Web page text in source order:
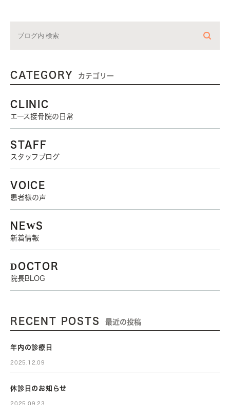
CATEGORY カテゴリー
CLINIC
エース接骨院の日常
STAFF
スタッフブログ
VOICE
患者様の声
NEWS
新着情報
DOCTOR
院長BLOG
RECENT POSTS 最近の投稿
年内の診療日
2025.12.09
休診日のお知らせ
2025.09.23